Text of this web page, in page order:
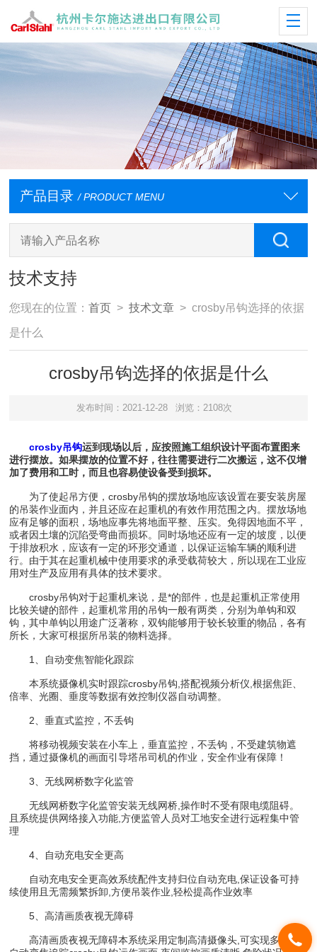
产品目录 / PRODUCT MENU
技术支持
您现在的位置：首页 >技术文章 > crosby吊钩选择的依据
是什么
crosby吊钩选择的依据是什么
发布时间：2021-12-28 浏览：2108次
crosby吊钩运到现场以后，应按照施工组织设计平面布置图来
进行摆放。如果摆放的位置不好，往往需要进行二次搬运，这不仅增
加了费用和工时，而且也容易使设备受到损坏。
为了使起吊方便，crosby吊钩的摆放场地应该设置在要安装房屋
的吊装作业面内，并且还应在起重机的有效作用范围之内。摆放场地
应有足够的面积，场地应事先将地面平整、压实。免得因地面不平，
或者因土壤的沉陷受弯曲而损坏。同时场地还应有一定的坡度，以便
于排放积水，应该有一定的环形交通道，以保证运输车辆的顺利进
行。由于其在起重机械中使用要求的承受载荷较大，所以现在工业应
用对生产及应用有具体的技术要求。
crosby吊钩对于起重机来说，是*的部件，也是起重机正常使用
比较关键的部件，起重机常用的吊钩一般有两类，分别为单钩和双
钩，其中单钩以用途广泛著称，双钩能够用于较长较重的物品，各有
所长，大家可根据所吊装的物料选择。
1、自动变焦智能化跟踪
本系统摄像机实时跟踪crosby吊钩,搭配视频分析仪,根据焦距、
倍率、光圈、垂度等数据有效控制仪器自动调整。
2、垂直式监控，不丢钩
将移动视频安装在小车上，垂直监控，不丢钩，不受建筑物遮
挡，通过摄像机的画面引导塔吊司机的作业，安全作业有保障！
3、无线网桥数字化监管
无线网桥数字化监管安装无线网桥,操作时不受有限电缆阻碍。
且系统提供网络接入功能,方便监管人员对工地安全进行远程集中管
理
4、自动充电安全更高
自动充电安全更高效系统配件支持归位自动充电,保证设备可持
续使用且无需频繁拆卸,方便吊装作业,轻松提高作业效率
5、高清画质夜视无障碍
高清画质夜视无障碍本系统采用定制高清摄像头,可实现多方位*